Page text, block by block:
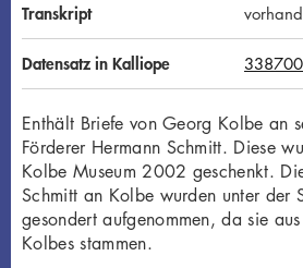
Transkript
Datensatz in Kalliope
Enthält Briefe von Georg Kolbe an
Förderer Hermann Schmitt. Diese
Kolbe Museum 2002 geschenkt.
Schmitt an Kolbe wurden unter der
gesondert aufgenommen, da sie
Kolbes stammen.